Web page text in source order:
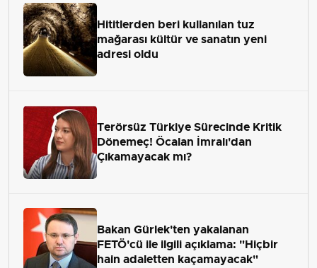
Hititlerden beri kullanılan tuz
mağarası kültür ve sanatın yeni
adresi oldu
Terörsüz Türkiye Sürecinde Kritik
Dönemeç! Öcalan İmralı'dan
Çıkamayacak mı?
Bakan Gürlek'ten yakalanan
FETÖ'cü ile ilgili açıklama: "Hiçbir
hain adaletten kaçamayacak"